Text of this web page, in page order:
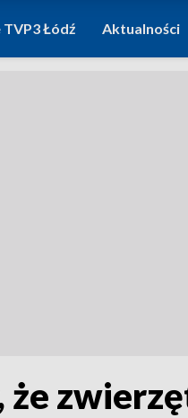
TVP3 Łódź Aktualności
że